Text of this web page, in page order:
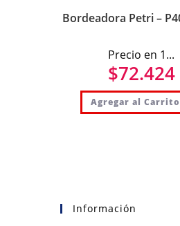
Bordeadora Petri –
Precio en 1...
$72.424
Agregar al Carrito
Información